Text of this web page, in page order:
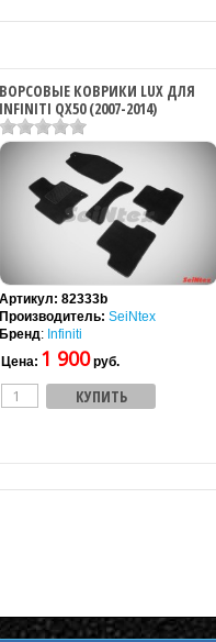
ВОРСОВЫЕ КОВРИКИ LUX ДЛЯ
INFINITI QX50 (2007-2014)
Артикул: 82333b
Производитель: SeiNtex
Бренд: Infiniti
Цена: 1 900руб.